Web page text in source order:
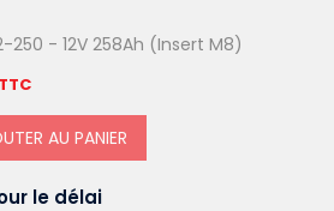
250 - 12V 258Ah (Insert M8)
TTC
AU PANIER
le délai